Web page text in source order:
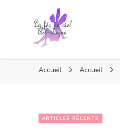
Accueil Accueil
ARTICLES RÉCENTS